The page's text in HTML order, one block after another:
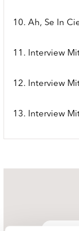
10. Ah, Se In
11. Interview
12. Interview
13. Interview